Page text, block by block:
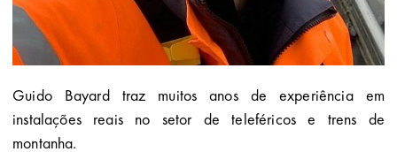
Guido Bayard traz muitos anos de experiência em
instalações reais no setor de teleféricos e trens de
montanha.